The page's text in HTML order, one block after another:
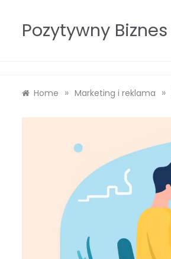
contentPozytywny Biznes
Home » Marketing i reklama »